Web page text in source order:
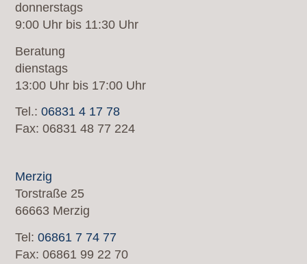
donnerstags
9:00 Uhr bis 11:30 Uhr
Beratung
dienstags
13:00 Uhr bis 17:00 Uhr
Tel.:06831 4 17 78
Fax: 06831 48 77 224
Merzig
Torstraße 25
66663 Merzig
Tel:06861 7 74 77
Fax: 06861 99 22 70